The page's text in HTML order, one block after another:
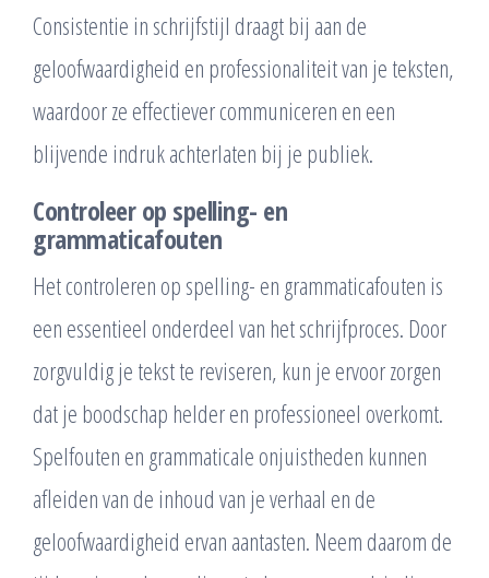
Consistentie in schrijfstijl draagt bij aan de
geloofwaardigheid en professionaliteit van je teksten,
waardoor ze effectiever communiceren en een
blijvende indruk achterlaten bij je publiek.
Controleer op spelling- en
grammaticafouten
Het controleren op spelling- en grammaticafouten is
een essentieel onderdeel van het schrijfproces. Door
zorgvuldig je tekst te reviseren, kun je ervoor zorgen
dat je boodschap helder en professioneel overkomt.
Spelfouten en grammaticale onjuistheden kunnen
afleiden van de inhoud van je verhaal en de
geloofwaardigheid ervan aantasten. Neem daarom de